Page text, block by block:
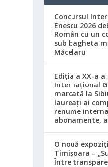
Concursul
Enescu 2026
Român cu un
sub bagheta
Măcelaru
Ediția a XX-a a
Internațional
marcată la
laureați ai
renume
abonamente,
O nouă
Timișoara –
Între